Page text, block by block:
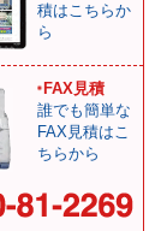
積はこちらか
ら
FAX見積
誰でも簡単な
FAX見積はこ
ちらから